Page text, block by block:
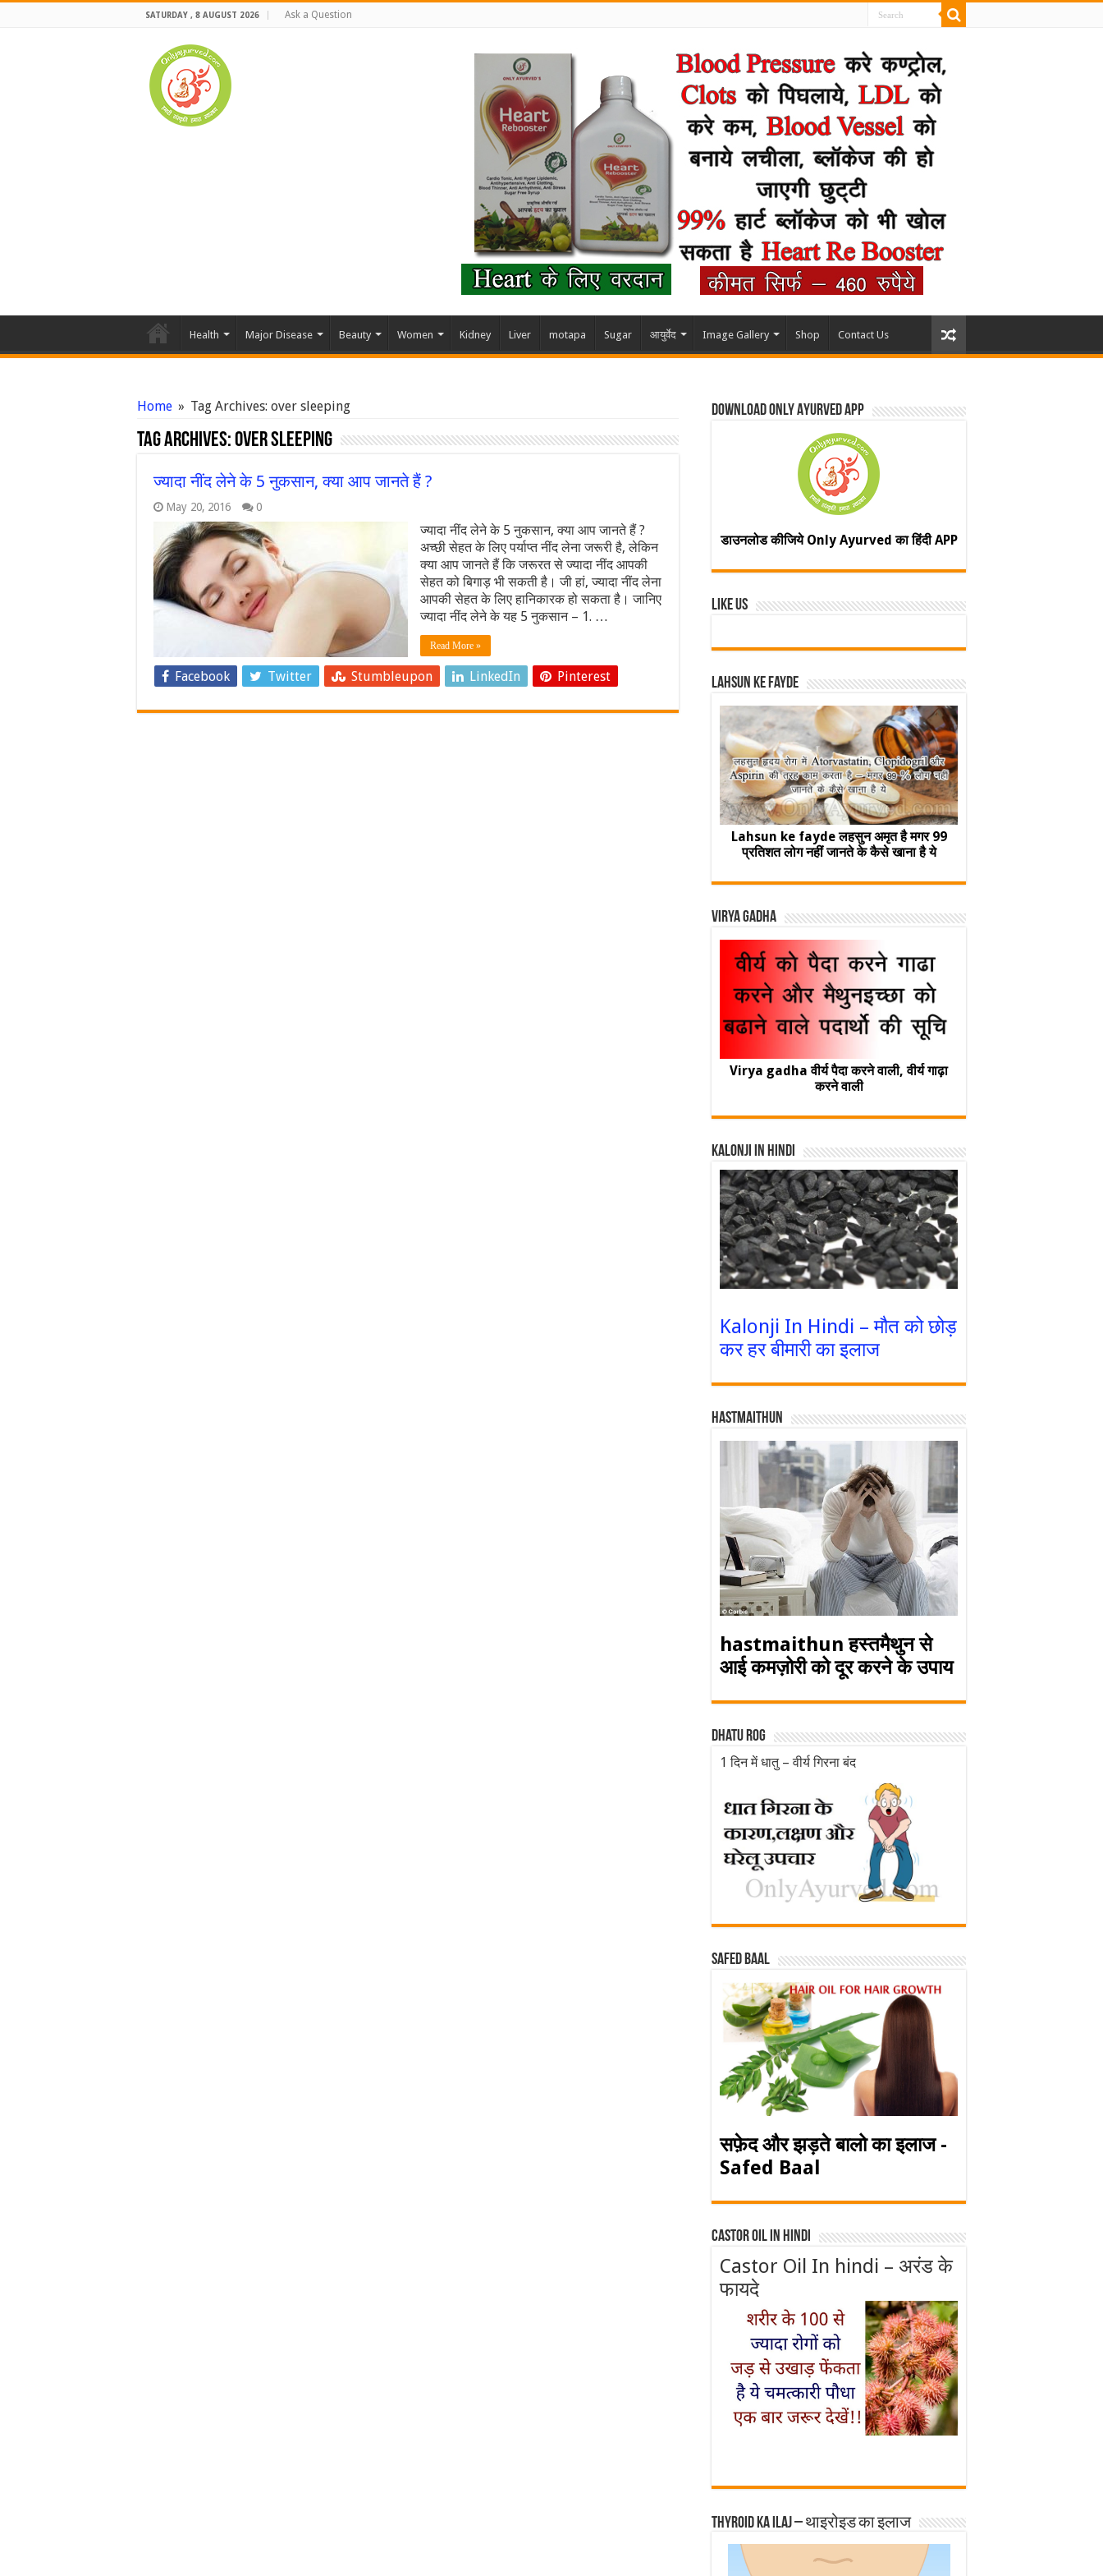
SATURDAY , 8 AUGUST 2026 Ask a Question
Health Major Disease Beauty Women Kidney Liver motapa Sugar आयुर्वेद Image Gallery Shop Contact Us
Home » Tag Archives: over sleeping
Tag Archives:over sleeping
ज्यादा नींद लेने के 5 नुकसान, क्या आप जानते हैं ?
May 20, 2016 0
ज्यादा नींद लेने के 5 नुकसान, क्या आप जानते हैं ?
अच्छी सेहत के लिए पर्याप्त नींद लेना जरूरी है, लेकिन
क्या आप जानते हैं कि जरूरत से ज्यादा नींद आपकी
सेहत को बिगाड़ भी सकती है। जी हां, ज्यादा नींद लेना
आपकी सेहत के लिए हानिकारक हो सकता है। जानि‍ए
ज्यादा नींद लेने के यह 5 नुकसान – 1. …
Read More »
Facebook Twitter Stumbleupon LinkedIn Pinterest
Download Only Ayurved App
डाउनलोड कीजिये Only Ayurved का हिंदी APP
Like Us
Lahsun ke fayde
Lahsun ke fayde लहसुन अमृत है मगर 99
प्रतिशत लोग नहीं जानते के कैसे खाना है ये
Virya Gadha
Virya gadha वीर्य पैदा करने वाली, वीर्य गाढ़ा
करने वाली
Kalonji In Hindi
Kalonji In Hindi – मौत को छोड़
कर हर बीमारी का इलाज
Hastmaithun
hastmaithun हस्तमैथुन से
आई कमज़ोरी को दूर करने के उपाय
Dhatu rog
1 दिन में धातु – वीर्य गिरना बंद
Safed baal
सफ़ेद और झड़ते बालो का इलाज -
Safed Baal
Castor Oil In Hindi
Castor Oil In hindi – अरंड के
फायदे
Thyroid ka ilaj – थाइरोइड का इलाज